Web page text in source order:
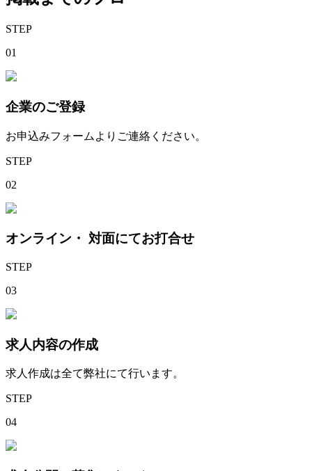
STEP
01
企業のご登録
お申込みフォームよりご連絡ください。
STEP
02
オンライン・ 対面にてお打合せ
STEP
03
求人内容の作成
求人作成は全て弊社にて行います。
STEP
04